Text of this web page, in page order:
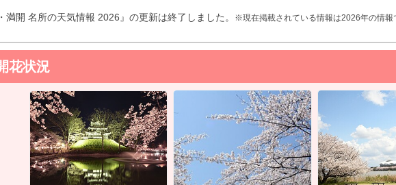
満開 名所の天気情報 2026』の更新は終了しました。 ※現在掲載されている情報は2026年の情報
花状況